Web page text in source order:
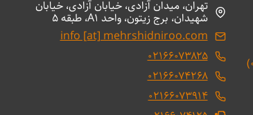
تهران، میدان آزادی، خیابان آزادی، خیابان
شهیدان، برج زیتون، واحد A1، طبقه 5
info [at] mehrshidniroo.com
۰۲۱۶۶۰۷۳۸۲۵
۰۲۱۶۶۰۷۴۲۶۸
۰۲۱۶۶۰۷۳۹۱۴